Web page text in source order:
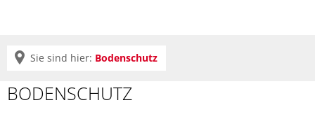
Sie sind hier: Bodenschutz
BODENSCHUTZ